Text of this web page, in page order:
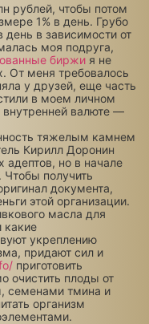
рублей, чтобы потом
1% в день. Грубо
в зависимости от
моя подруга,
биржи я не
От меня требовалось
у друзей, еще часть
в моем личном
внутренней валюте —
тяжелым камнем
Кирилл Доронин
адептов, но в начале
Чтобы получить
документа,
этой организации.
масла для
какие
укреплению
придают сил и
приготовить
очистить плоды от
семенами тмина и
организм